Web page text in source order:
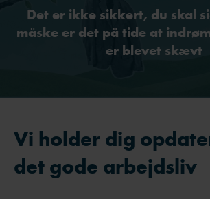
Det er ikke sikkert, du skal
måske er det på tide at
er blevet skævt
Vi holder dig
det gode arbejdsliv